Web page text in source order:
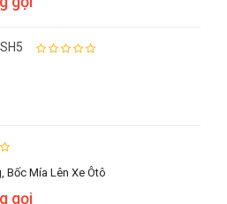
Bốc Mía Lên Xe Ôtô
gọi